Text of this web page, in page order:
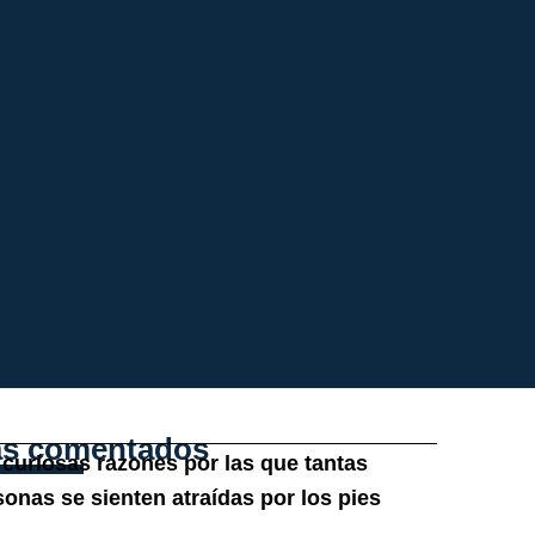
comentados
razones por las que tantas
se sienten atraídas por los pies